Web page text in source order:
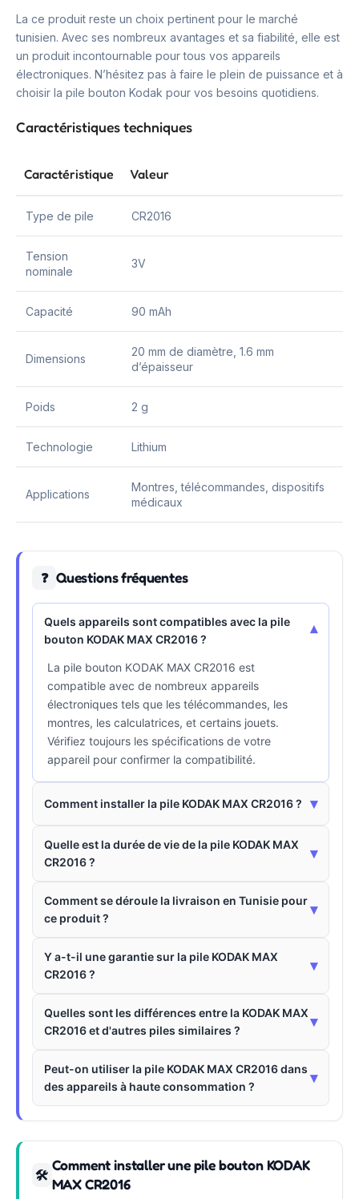
La ce produit reste un choix pertinent pour le marché
tunisien. Avec ses nombreux avantages et sa fiabilité, elle est
un produit incontournable pour tous vos appareils
électroniques. N’hésitez pas à faire le plein de puissance et à
choisir la pile bouton Kodak pour vos besoins quotidiens.
Caractéristiques techniques
Caractéristique Valeur
Type de pile CR2016
Tension
nominale
3V
Capacité 90 mAh
Dimensions
20 mm de diamètre, 1.6 mm
d’épaisseur
Poids 2 g
Technologie Lithium
Applications
Montres, télécommandes, dispositifs
médicaux
❓ Questions fréquentes
Quels appareils sont compatibles avec la pile
bouton KODAK MAX CR2016 ?
▾
La pile bouton KODAK MAX CR2016 est
compatible avec de nombreux appareils
électroniques tels que les télécommandes, les
montres, les calculatrices, et certains jouets.
Vérifiez toujours les spécifications de votre
appareil pour confirmer la compatibilité.
Comment installer la pile KODAK MAX CR2016 ? ▾
Quelle est la durée de vie de la pile KODAK MAX
CR2016 ?
▾
Comment se déroule la livraison en Tunisie pour
ce produit ?
▾
Y a-t-il une garantie sur la pile KODAK MAX
CR2016 ?
▾
Quelles sont les différences entre la KODAK MAX
CR2016 et d'autres piles similaires ?
▾
Peut-on utiliser la pile KODAK MAX CR2016 dans
des appareils à haute consommation ?
▾
🛠
Comment installer une pile bouton KODAK
MAX CR2016